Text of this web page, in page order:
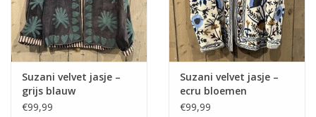
Suzani velvet jasje –
grijs blauw
€99,99
Suzani velvet jasje –
ecru bloemen
€99,99